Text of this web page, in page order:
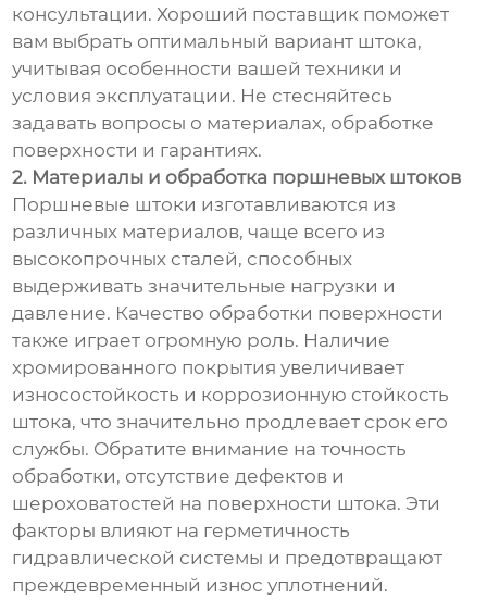
консультации. Хороший поставщик поможет
вам выбрать оптимальный вариант штока,
учитывая особенности вашей техники и
условия эксплуатации. Не стесняйтесь
задавать вопросы о материалах, обработке
поверхности и гарантиях.
2. Материалы и обработка поршневых штоков
Поршневые штоки изготавливаются из
различных материалов, чаще всего из
высокопрочных сталей, способных
выдерживать значительные нагрузки и
давление. Качество обработки поверхности
также играет огромную роль. Наличие
хромированного покрытия увеличивает
износостойкость и коррозионную стойкость
штока, что значительно продлевает срок его
службы. Обратите внимание на точность
обработки, отсутствие дефектов и
шероховатостей на поверхности штока. Эти
факторы влияют на герметичность
гидравлической системы и предотвращают
преждевременный износ уплотнений.